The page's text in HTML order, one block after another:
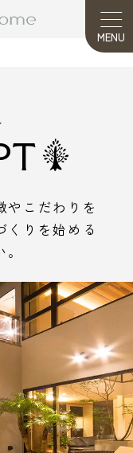
MENU
やこだわりを
くりを始める